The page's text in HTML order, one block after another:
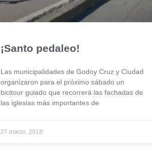
¡Santo pedaleo!
Las municipalidades de Godoy Cruz y Ciudad
organizaron para el próximo sábado un
bicitour guiado que recorrerá las fachadas de
las iglesias más importantes de
27 marzo, 2018